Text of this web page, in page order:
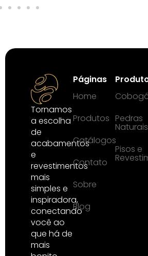
Tornamos
a escolha
de
acabamentos
e
revestimentos
mais
simples e
inspiradora,
conectando
você ao
que há de
mais
Páginas
Home
Produtos
Catálogos
Contato
Sobre
Blog
Pedras
Naturais
Pisos e